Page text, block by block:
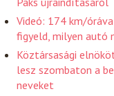
Videó: 174 km/
figyeld, milyen autó
Köztársasági
lesz szombaton a
neveket